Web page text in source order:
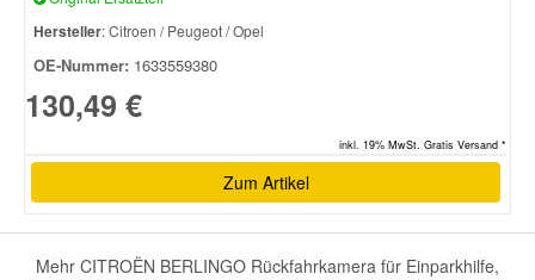
Hersteller: Citroen / Peugeot / Opel
OE-Nummer: 1633559380
130,49 €
inkl. 19% MwSt. Gratis Versand *
Zum Artikel
Mehr CITROËN BERLINGO Rückfahrkamera für Einparkhilfe,